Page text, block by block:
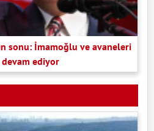
sonu: İmamoğlu ve avaneleri
devam ediyor